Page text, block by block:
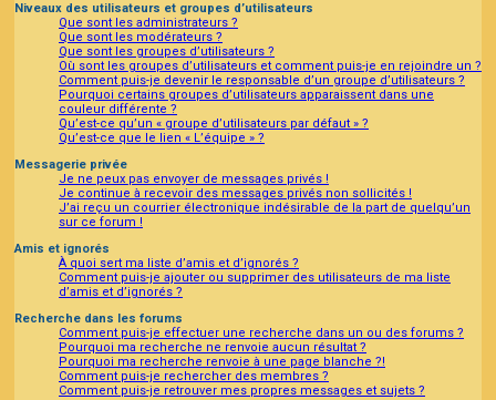
Niveaux des utilisateurs et groupes d’utilisateurs
Que sont les administrateurs ?
Que sont les modérateurs ?
Que sont les groupes d’utilisateurs ?
Où sont les groupes d’utilisateurs et comment puis-je en rejoindre un ?
Comment puis-je devenir le responsable d’un groupe d’utilisateurs ?
Pourquoi certains groupes d’utilisateurs apparaissent dans une
couleur différente ?
Qu’est-ce qu’un « groupe d’utilisateurs par défaut » ?
Qu’est-ce que le lien « L’équipe » ?
Messagerie privée
Je ne peux pas envoyer de messages privés !
Je continue à recevoir des messages privés non sollicités !
J’ai reçu un courrier électronique indésirable de la part de quelqu’un
sur ce forum !
Amis et ignorés
À quoi sert ma liste d’amis et d’ignorés ?
Comment puis-je ajouter ou supprimer des utilisateurs de ma liste
d’amis et d’ignorés ?
Recherche dans les forums
Comment puis-je effectuer une recherche dans un ou des forums ?
Pourquoi ma recherche ne renvoie aucun résultat ?
Pourquoi ma recherche renvoie à une page blanche ?!
Comment puis-je rechercher des membres ?
Comment puis-je retrouver mes propres messages et sujets ?